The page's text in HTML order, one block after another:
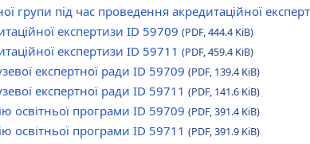
групи під час проведення акредитаційної
експертизи ID 59709 (PDF, 444.4 KiB)
експертизи ID 59711 (PDF, 459.4 KiB)
експертної ради ID 59709 (PDF, 139.4 KiB)
експертної ради ID 59711 (PDF, 141.6 KiB)
освітньої програми ID 59709 (PDF, 391.4 KiB)
освітньої програми ID 59711 (PDF, 391.9 KiB)